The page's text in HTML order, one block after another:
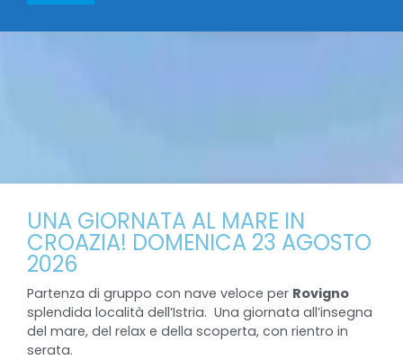
UNA GIORNATA AL MARE IN
CROAZIA! DOMENICA 23 AGOSTO
2026
Partenza di gruppo con nave veloce per Rovigno
splendida località dell’Istria. Una giornata all’insegna
del mare, del relax e della scoperta, con rientro in
serata.